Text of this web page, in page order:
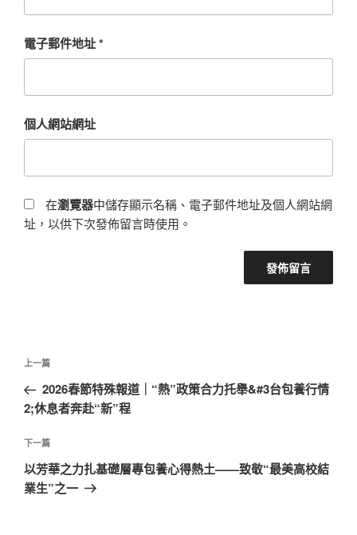
電子郵件地址*
個人網站網址
在瀏覽器中儲存顯示名稱、電子郵件地址及個人網站網
址，以供下次發佈留言時使用。
文
導
覽
上
一
篇
章
上一篇
2026春節特殊報道｜“熱”政策合力托舉&#3台包養行情
2;休息者奔赴“新”程
下
一
篇
下一篇
以芳華之力扎基礎層專包養心得熱土——致敬“最美高校結
業生”之一